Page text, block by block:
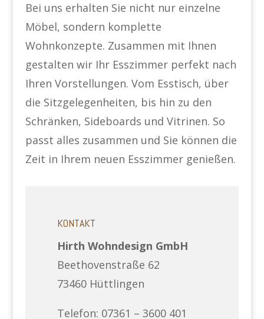
Bei uns erhalten Sie nicht nur einzelne
Möbel, sondern komplette
Wohnkonzepte. Zusammen mit Ihnen
gestalten wir Ihr Esszimmer perfekt nach
Ihren Vorstellungen. Vom Esstisch, über
die Sitzgelegenheiten, bis hin zu den
Schränken, Sideboards und Vitrinen. So
passt alles zusammen und Sie können die
Zeit in Ihrem neuen Esszimmer genießen.
KONTAKT
Hirth Wohndesign GmbH
Beethovenstraße 62
73460 Hüttlingen
Telefon: 07361 – 3600 401